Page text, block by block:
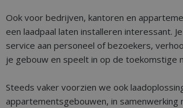
Ook voor bedrijven, kantoren en
een laadpaal laten installeren interessant.
service aan personeel of bezoekers,
je gebouw en speelt in op de toekomstige
Steeds vaker voorzien we ook
appartementsgebouwen, in samenwerking